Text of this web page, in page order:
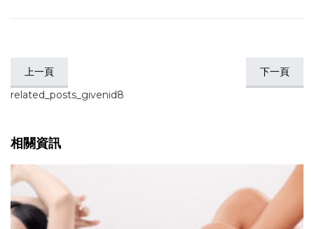
上一頁
下一頁
related_posts_givenid8
相關資訊